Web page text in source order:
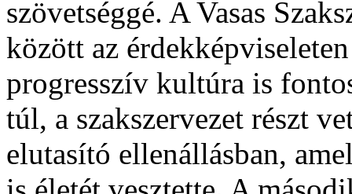
szövetséggé. A Vasas
között az
progresszív kultúra is
túl, a szakszervezet részt
elutasító ellenállásban,